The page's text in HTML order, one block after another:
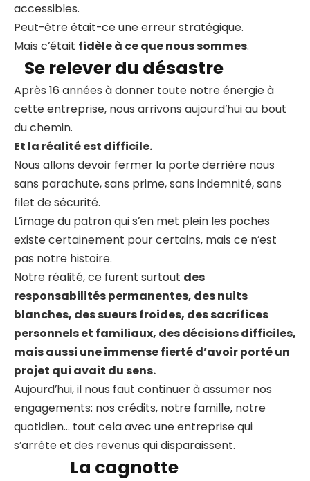
accessibles.
Peut-être était-ce une erreur stratégique.
Mais c’était fidèle à ce que nous sommes.
Se relever du désastre
Après 16 années à donner toute notre énergie à
cette entreprise, nous arrivons aujourd’hui au bout
du chemin.
Et la réalité est difficile.
Nous allons devoir fermer la porte derrière nous
sans parachute, sans prime, sans indemnité, sans
filet de sécurité.
L’image du patron qui s’en met plein les poches
existe certainement pour certains, mais ce n’est
pas notre histoire.
Notre réalité, ce furent surtout des
responsabilités permanentes, des nuits
blanches, des sueurs froides, des sacrifices
personnels et familiaux, des décisions difficiles,
mais aussi une immense fierté d’avoir porté un
projet qui avait du sens.
Aujourd’hui, il nous faut continuer à assumer nos
engagements: nos crédits, notre famille, notre
quotidien… tout cela avec une entreprise qui
s’arrête et des revenus qui disparaissent.
La cagnotte